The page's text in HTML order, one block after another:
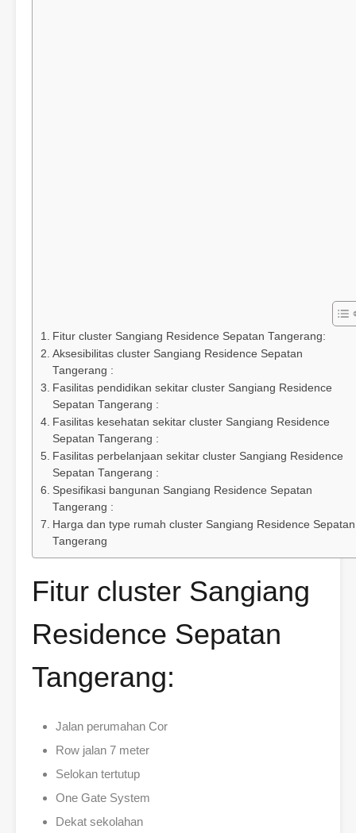
Fitur cluster Sangiang Residence Sepatan Tangerang:
Aksesibilitas cluster Sangiang Residence Sepatan
Tangerang :
Fasilitas pendidikan sekitar cluster Sangiang Residence
Sepatan Tangerang :
Fasilitas kesehatan sekitar cluster Sangiang Residence
Sepatan Tangerang :
Fasilitas perbelanjaan sekitar cluster Sangiang Residence
Sepatan Tangerang :
Spesifikasi bangunan Sangiang Residence Sepatan
Tangerang :
Harga dan type rumah cluster Sangiang Residence Sepatan
Tangerang
Fitur cluster Sangiang
Residence Sepatan
Tangerang:
Jalan perumahan Cor
Row jalan 7 meter
Selokan tertutup
One Gate System
Dekat sekolahan